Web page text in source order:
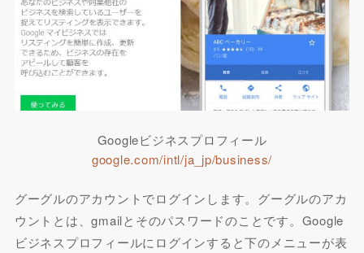
Googleビジネスプロフィール
google.com/intl/ja_jp/business/
グーグルのアカウントでログインします。グーグルのアカ
ウントとは、gmailとそのパスワードのことです。Google
ビジネスプロフィールにログインすると下のメニューが表